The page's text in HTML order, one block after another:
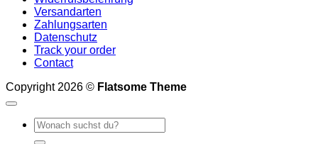
Versandarten
Zahlungsarten
Datenschutz
Track your order
Contact
Copyright 2026 © Flatsome Theme
Suchen
nach: